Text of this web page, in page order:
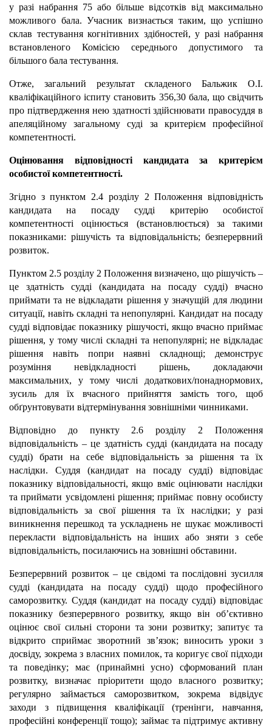
у разі набрання 75 або більше відсотків від максимально
можливого бала. Учасник визнається таким, що успішно
склав тестування когнітивних здібностей, у разі набрання
встановленого Комісією середнього допустимого та
більшого бала тестування.
Отже, загальний результат складеного Бальжик О.І.
кваліфікаційного іспиту становить 356,30 бала, що свідчить
про підтвердження нею здатності здійснювати правосуддя в
апеляційному загальному суді за критерієм професійної
компетентності.
Оцінювання відповідності кандидата за критерієм
особистої компетентності.
Згідно з пунктом 2.4 розділу 2 Положення відповідність
кандидата на посаду судді критерію особистої
компетентності оцінюється (встановлюється) за такими
показниками: рішучість та відповідальність; безперервний
розвиток.
Пунктом 2.5 розділу 2 Положення визначено, що рішучість –
це здатність судді (кандидата на посаду судді) вчасно
приймати та не відкладати рішення у значущій для людини
ситуації, навіть складні та непопулярні. Кандидат на посаду
судді відповідає показнику рішучості, якщо вчасно приймає
рішення, у тому числі складні та непопулярні; не відкладає
рішення навіть попри наявні складнощі; демонструє
розуміння невідкладності рішень, докладаючи
максимальних, у тому числі додаткових/понаднормових,
зусиль для їх вчасного прийняття замість того, щоб
обґрунтовувати відтермінування зовнішніми чинниками.
Відповідно до пункту 2.6 розділу 2 Положення
відповідальність – це здатність судді (кандидата на посаду
судді) брати на себе відповідальність за рішення та їх
наслідки. Суддя (кандидат на посаду судді) відповідає
показнику відповідальності, якщо вміє оцінювати наслідки
та приймати усвідомлені рішення; приймає повну особисту
відповідальність за свої рішення та їх наслідки; у разі
виникнення перешкод та ускладнень не шукає можливості
перекласти відповідальність на інших або зняти з себе
відповідальність, посилаючись на зовнішні обставини.
Безперервний розвиток – це свідомі та послідовні зусилля
судді (кандидата на посаду судді) щодо професійного
саморозвитку. Суддя (кандидат на посаду судді) відповідає
показнику безперервного розвитку, якщо він об’єктивно
оцінює свої сильні сторони та зони розвитку; запитує та
відкрито сприймає зворотний зв’язок; виносить уроки з
досвіду, зокрема з власних помилок, та коригує свої підходи
та поведінку; має (принаймні усно) сформований план
розвитку, визначає пріоритети щодо власного розвитку;
регулярно займається саморозвитком, зокрема відвідує
заходи з підвищення кваліфікації (тренінги, навчання,
професійні конференції тощо); займає та підтримує активну